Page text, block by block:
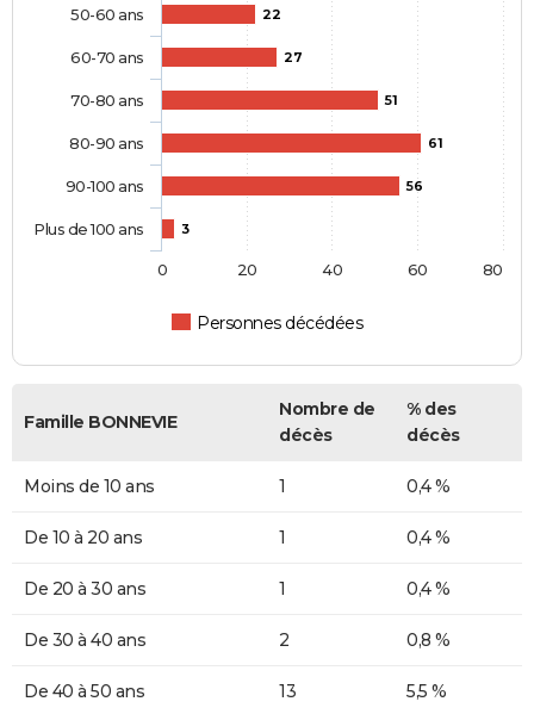
22
27
51
61
56
3
Personnes décédées
50-60 ans
60-70 ans
70-80 ans
80-90 ans
90-100 ans
Plus de 100 ans
0 20 40 60 80
Famille BONNEVIE
Nombre de
décès
% des
décès
Moins de 10 ans 1 0,4 %
De 10 à 20 ans 1 0,4 %
De 20 à 30 ans 1 0,4 %
De 30 à 40 ans 2 0,8 %
De 40 à 50 ans 13 5,5 %